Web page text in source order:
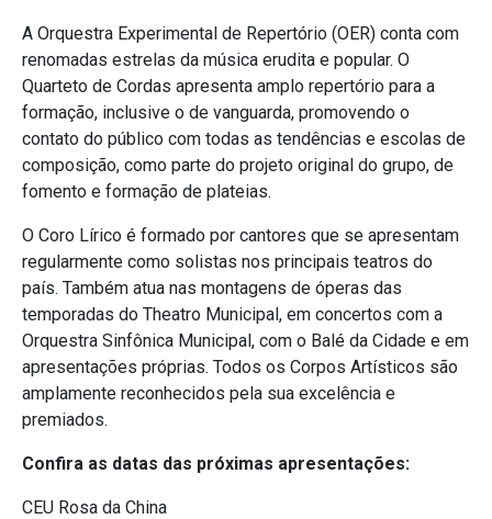
A Orquestra Experimental de Repertório (OER) conta com
renomadas estrelas da música erudita e popular. O
Quarteto de Cordas apresenta amplo repertório para a
formação, inclusive o de vanguarda, promovendo o
contato do público com todas as tendências e escolas de
composição, como parte do projeto original do grupo, de
fomento e formação de plateias.
O Coro Lírico é formado por cantores que se apresentam
regularmente como solistas nos principais teatros do
país. Também atua nas montagens de óperas das
temporadas do Theatro Municipal, em concertos com a
Orquestra Sinfônica Municipal, com o Balé da Cidade e em
apresentações próprias. Todos os Corpos Artísticos são
amplamente reconhecidos pela sua excelência e
premiados.
Confira as datas das próximas apresentações:
CEU Rosa da China